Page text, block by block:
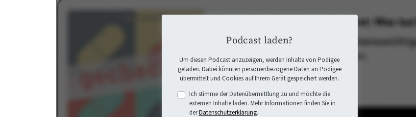
Podcast laden?
Um diesen Podcast anzuzeigen, werden Inhalte von Podigee
geladen. Dabei könnten personenbezogene Daten an Podigee
übermittelt und Cookies auf Ihrem Gerät gespeichert werden.
Ich stimme der Datenübermittlung zu und möchte die
externen Inhalte laden. Mehr Informationen finden Sie in
derDatenschutzerklärung.